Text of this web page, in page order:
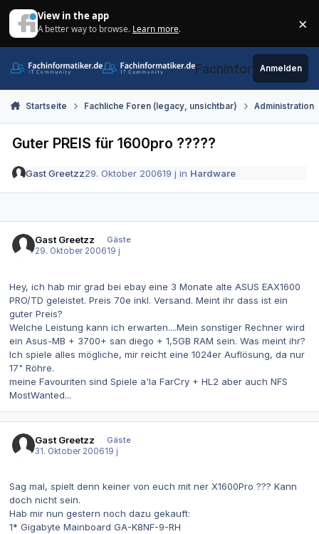
View in the app
A better way to browse. Learn more. ×
Fachinformatiker.de
Anmelden
Startseite Fachliche Foren (legacy, unsichtbar) Administration
Guter PREIS für 1600pro ?????
Gast Greetzz29. Oktober 200619 j in Hardware
Gast Greetzz
Gäste
29. Oktober 200619 j
Hey, ich hab mir grad bei ebay eine 3 Monate alte ASUS EAX1600
PRO/TD geleistet. Preis 70e inkl. Versand. Meint ihr dass ist ein
guter Preis?
Welche Leistung kann ich erwarten....Mein sonstiger Rechner wird
ein Asus-MB + 3700+ san diego + 1,5GB RAM sein. Was meint ihr?
Ich spiele alles mögliche, mir reicht eine 1024er Auflösung, da nur
17" Röhre.
meine Favouriten sind Spiele a'la FarCry + HL2 aber auch NFS
MostWanted...
Gast Greetzz
Gäste
31. Oktober 200619 j
Sag mal, spielt denn keiner von euch mit ner X1600Pro ??? Kann
doch nicht sein.
Hab mir nun gestern noch dazu gekauft:
1* Gigabyte Mainboard GA-K8NF-9-RH